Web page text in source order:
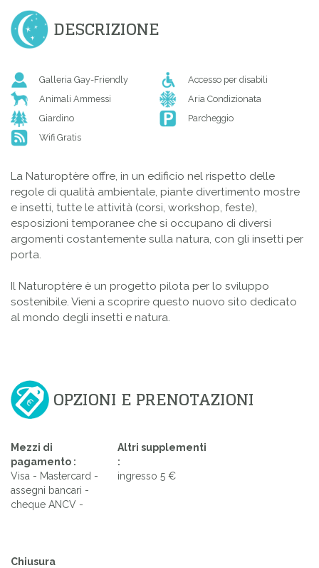
DESCRIZIONE
Galleria Gay-Friendly
Accesso per disabili
Animali Ammessi
Aria Condizionata
Giardino
Parcheggio
Wifi Gratis
La Naturoptère offre, in un edificio nel rispetto delle
regole di qualità ambientale, piante divertimento mostre
e insetti, tutte le attività (corsi, workshop, feste),
esposizioni temporanee che si occupano di diversi
argomenti costantemente sulla natura, con gli insetti per
porta.
Il Naturoptère è un progetto pilota per lo sviluppo
sostenibile. Vieni a scoprire questo nuovo sito dedicato
al mondo degli insetti e natura.
OPZIONI E PRENOTAZIONI
Mezzi di
pagamento :
Visa - Mastercard -
assegni bancari -
cheque ANCV -
Altri supplementi
:
ingresso 5 €
Chiusura